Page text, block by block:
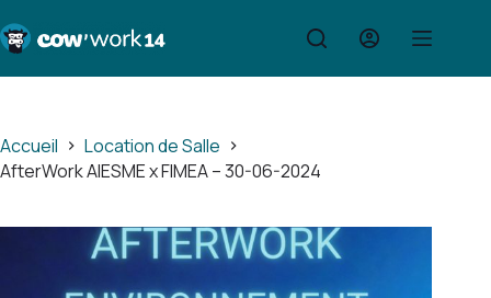
au
contenu
Accueil
Location de Salle
AfterWork AIESME x FIMEA – 30-06-2024